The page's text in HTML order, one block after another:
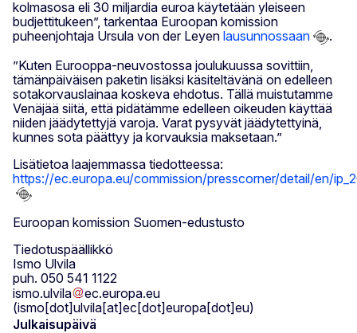
kolmasosa eli 30 miljardia euroa käytetään yleiseen
budjettitukeen”, tarkentaa Euroopan komission
puheenjohtaja Ursula von der Leyen lausunnossaan
.
”Kuten Eurooppa-neuvostossa joulukuussa sovittiin,
tämänpäiväisen paketin lisäksi käsiteltävänä on edelleen
sotakorvauslainaa koskeva ehdotus. Tällä muistutamme
Venäjää siitä, että pidätämme edelleen oikeuden käyttää
niiden jäädytettyjä varoja. Varat pysyvät jäädytettyinä,
kunnes sota päättyy ja korvauksia maksetaan.”
Lisätietoa laajemmassa tiedotteessa:
https://ec.europa.eu/commission/presscorner/detail/en/
Euroopan komission Suomen-edustusto
Tiedotuspäällikkö
Ismo Ulvila
puh. 050 541 1122
ismo.ulvila ec.europa.eu
(ismo[dot]ulvila[at]ec[dot]europa[dot]eu)
Julkaisupäivä